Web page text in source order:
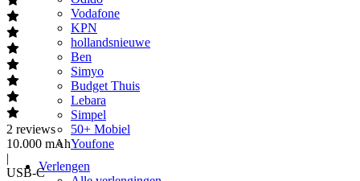
Vodafone
KPN
hollandsnieuwe
Ben
Simyo
Budget Thuis
Lebara
Simpel
50+ Mobiel
Youfone
Verlengen
2 reviews
10.000 mAh
|
USB-C